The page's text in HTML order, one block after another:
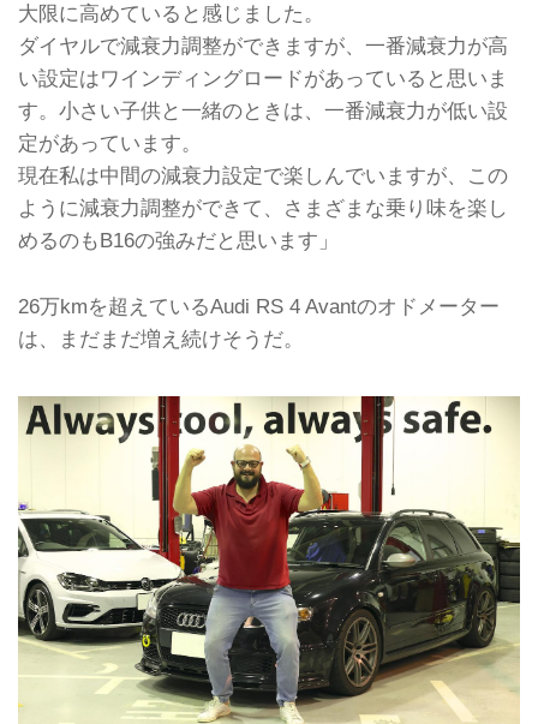
大限に高めていると感じました。
ダイヤルで減衰力調整ができますが、一番減衰力が高
い設定はワインディングロードがあっていると思いま
す。小さい子供と一緒のときは、一番減衰力が低い設
定があっています。
現在私は中間の減衰力設定で楽しんでいますが、この
ように減衰力調整ができて、さまざまな乗り味を楽し
めるのもB16の強みだと思います」
26万kmを超えているAudi RS 4 Avantのオドメーター
は、まだまだ増え続けそうだ。